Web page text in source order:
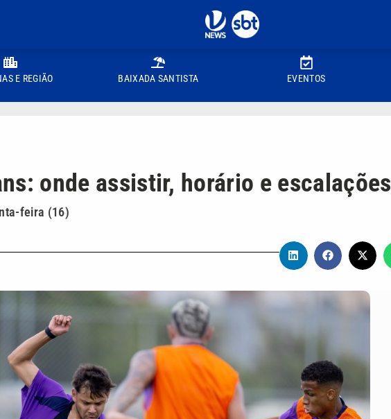
E REGIÃO BAIXADA SANTISTA EVENTOS
onde assistir, horário e escalações
feira (16)